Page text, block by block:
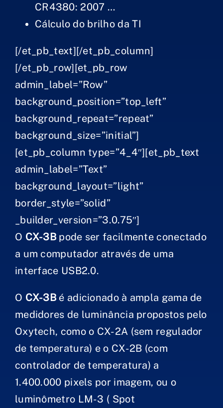
CR4380: 2007 …
Cálculo do brilho da TI
[/et_pb_text][/et_pb_column]
[/et_pb_row][et_pb_row
admin_label=”Row”
background_position=”top_left”
background_repeat=”repeat”
background_size=”initial”]
[et_pb_column type=”4_4″][et_pb_text
admin_label=”Text”
background_layout=”light”
border_style=”solid”
_builder_version=”3.0.75″]
O CX-3B pode ser facilmente conectado
a um computador através de uma
interface USB2.0.
O CX-3B é adicionado à ampla gama de
medidores de luminância propostos pelo
Oxytech, como o CX-2A (sem regulador
de temperatura) e o CX-2B (com
controlador de temperatura) a
1.400.000 pixels por imagem, ou o
luminômetro LM-3 ( Spot